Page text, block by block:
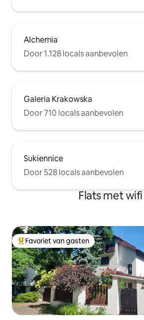
gelegen in een hart van Krakau naast
langs een geplaveide straat langs de
Jagiellonian University naar het centrale
marktplein, met onderweg genoeg
plekken om te eten en te drinken. Het is
elke attractie gemakkelijk te bereiken is
(750 meter naar Royal Castel).
Alchemia
Door 1.128 locals aanbevolen
Galeria Krakowska
Door 710 locals aanbevolen
Sukiennice
Door 528 locals aanbevolen
Flats met wifi
Topfavoriet van gasten
Favoriet van gasten